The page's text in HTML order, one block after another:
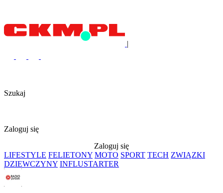
|
Szukaj
Zaloguj się
Zaloguj się
LIFESTYLE FELIETONY MOTO SPORT TECH ZWIĄZKI
DZIEWCZYNY INFLUSTARTER